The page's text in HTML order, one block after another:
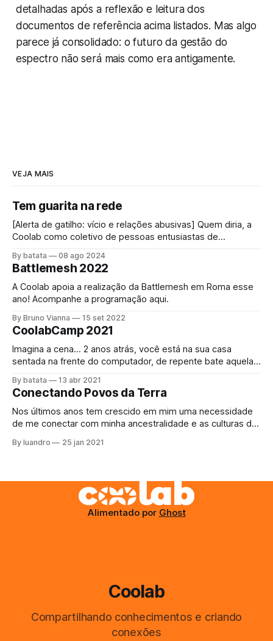
detalhadas após a reflexão e leitura dos
documentos de referência acima listados. Mas algo
parece já consolidado: o futuro da gestão do
espectro não será mais como era antigamente.
VEJA MAIS
Tem guarita na rede
[Alerta de gatilho: vício e relações abusivas] Quem diria, a
Coolab como coletivo de pessoas entusiastas de
conectando pessoas através dessa rede mundial foi
convidada a bloquear a internet! O acesso à internet é um
direito universal[1] assim como o direito a
By batata 08 ago 2024
Battlemesh 2022
A Coolab apoia a realização da Battlemesh em Roma esse
ano! Acompanhe a programação aqui.
By Bruno Vianna 15 set 2022
CoolabCamp 2021
Imagina a cena… 2 anos atrás, você está na sua casa
sentada na frente do computador, de repente bate aquela
justo agora acabou a margarina. Como comer o pãozinho
da tarde assim? Bem, não tem escapatória, decide sair,
By batata 13 abr 2021
Conectando Povos da Terra
Nos últimos anos tem crescido em mim uma necessidade
de me conectar com minha ancestralidade e as culturas da
as suas resistencias e aprender a arte do #buenvivir. O
By luandro 25 jan 2021
Alimentado por Ghost
Coolab
Compartilhando conhecimentos e criando
conexões